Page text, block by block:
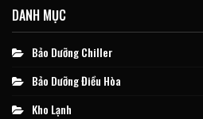
DANH MỤC
Bảo Dưỡng Chiller
Bảo Dưỡng Điều Hòa
Kho Lạnh